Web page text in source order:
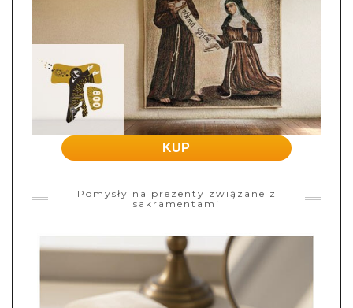
KUP
Pomysły na prezenty związane z
sakramentami